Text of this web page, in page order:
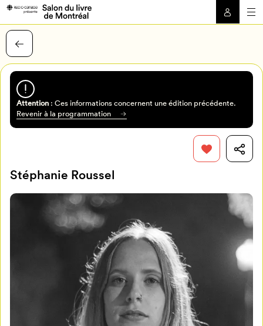
Attention: Ces informations concernent une édition précédente.
Revenir à la programmation
Stéphanie Roussel